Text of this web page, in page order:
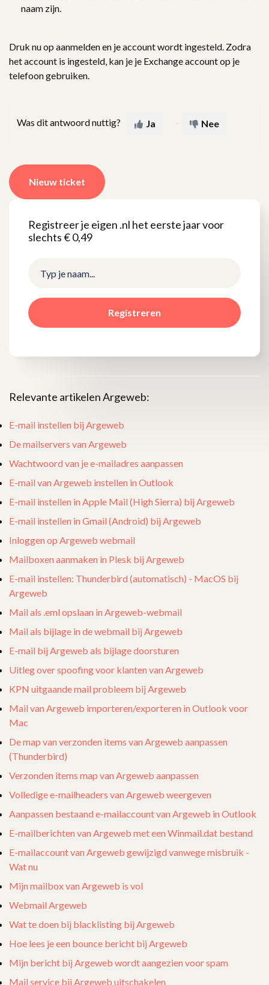
naam zijn.
Druk nu op aanmelden en je account wordt ingesteld. Zodra
het account is ingesteld, kan je je Exchange account op je
telefoon gebruiken.
Was dit antwoord nuttig? Ja Nee
Nieuw ticket
Registreer je eigen .nl het eerste jaar voor
slechts € 0,49
Registreren
Relevante artikelen Argeweb:
E-mail instellen bij Argeweb
De mailservers van Argeweb
Wachtwoord van je e-mailadres aanpassen
E-mail van Argeweb instellen in Outlook
E-mail instellen in Apple Mail (High Sierra) bij Argeweb
E-mail instellen in Gmail (Android) bij Argeweb
Inloggen op Argeweb webmail
Mailboxen aanmaken in Plesk bij Argeweb
E-mail instellen: Thunderbird (automatisch) - MacOS bij
Argeweb
Mail als .eml opslaan in Argeweb-webmail
Mail als bijlage in de webmail bij Argeweb
E-mail bij Argeweb als bijlage doorsturen
Uitleg over spoofing voor klanten van Argeweb
KPN uitgaande mail probleem bij Argeweb
Mail van Argeweb importeren/exporteren in Outlook voor
Mac
De map van verzonden items van Argeweb aanpassen
(Thunderbird)
Verzonden items map van Argeweb aanpassen
Volledige e-mailheaders van Argeweb weergeven
Aanpassen bestaand e-mailaccount van Argeweb in Outlook
E-mailberichten van Argeweb met een Winmail.dat bestand
E-mailaccount van Argeweb gewijzigd vanwege misbruik -
Wat nu
Mijn mailbox van Argeweb is vol
Webmail Argeweb
Wat te doen bij blacklisting bij Argeweb
Hoe lees je een bounce bericht bij Argeweb
Mijn bericht bij Argeweb wordt aangezien voor spam
Mail service bij Argeweb uitschakelen